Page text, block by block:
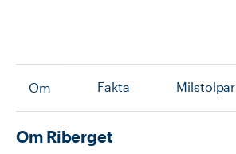
Om Fakta Milstolpar
Om Riberget